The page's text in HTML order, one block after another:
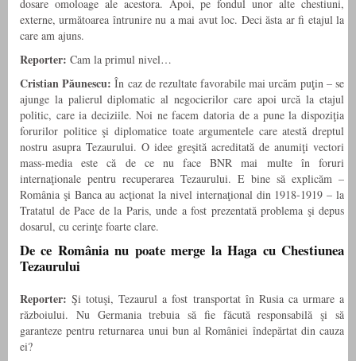
dosare omoloage ale acestora. Apoi, pe fondul unor alte chestiuni,
externe, următoarea întrunire nu a mai avut loc. Deci ăsta ar fi etajul la
care am ajuns.
Reporter: Cam la primul nivel…
Cristian Păunescu: În caz de rezultate favorabile mai urcăm puţin – se
ajunge la palierul diplomatic al negocierilor care apoi urcă la etajul
politic, care ia deciziile. Noi ne facem datoria de a pune la dispoziţia
forurilor politice şi diplomatice toate argumentele care atestă dreptul
nostru asupra Tezaurului. O idee greşită acreditată de anumiţi vectori
mass-media este că de ce nu face BNR mai multe în foruri
internaţionale pentru recuperarea Tezaurului. E bine să explicăm –
România şi Banca au acţionat la nivel internaţional din 1918-1919 – la
Tratatul de Pace de la Paris, unde a fost prezentată problema şi depus
dosarul, cu cerinţe foarte clare.
De ce România nu poate merge la Haga cu Chestiunea
Tezaurului
Reporter: Şi totuşi, Tezaurul a fost transportat în Rusia ca urmare a
războiului. Nu Germania trebuia să fie făcută responsabilă şi să
garanteze pentru returnarea unui bun al României îndepărtat din cauza
ei?